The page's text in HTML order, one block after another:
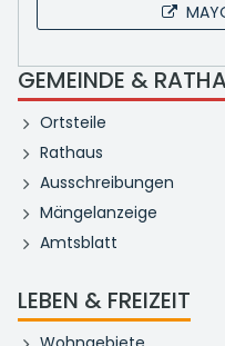
GEMEINDE &
Ortsteile
Rathaus
Ausschreibungen
Mängelanzeige
Amtsblatt
LEBEN & FREIZEIT